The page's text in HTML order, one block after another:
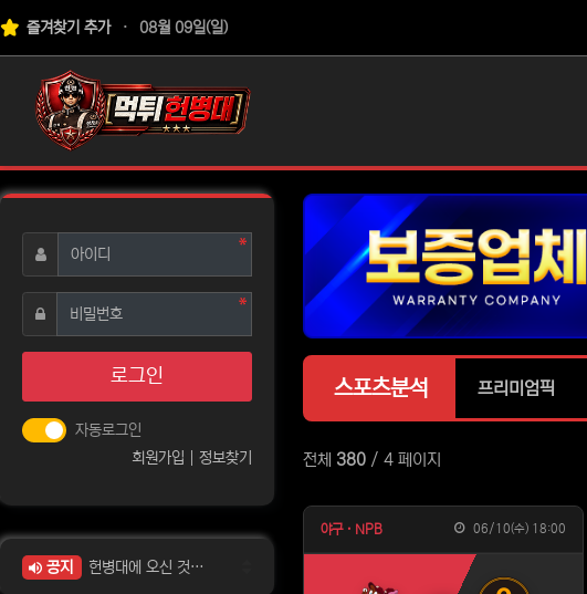
상단 네비
즐겨찾기 추가 08월 09일(일)
로고
스포츠분석 프리미엄픽
전체 380 / 4 페이지
야구 · NPB 06/10(수) 18:00
아이디 필수
비밀번호필수
로그인
자동로그인
회원가입
정보찾기
공지 헌병대에 오신 것을 환영합니다~!